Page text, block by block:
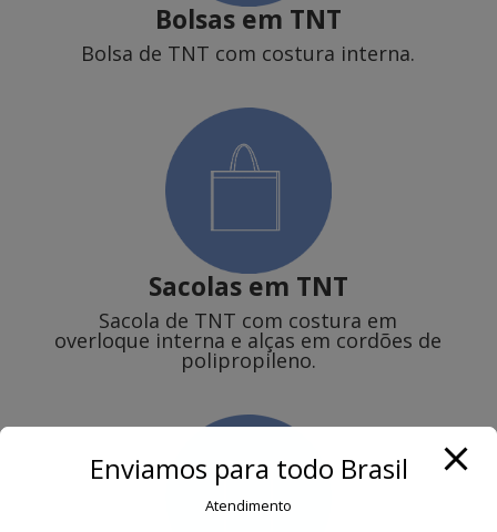
Bolsas em TNT
Bolsa de TNT com costura interna.
Sacolas em TNT
Sacola de TNT com costura em
overloque interna e alças em cordões de
polipropileno.
Enviamos para todo Brasil
Atendimento